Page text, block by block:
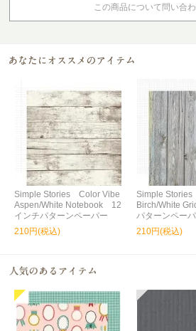
この商品について問い合
Simple Stories Color Vibe
Aspen/White Notebook 12
インチパターンペーパー
210円(税込)
Simple
Birch/White
パターンペー
210円(税込)